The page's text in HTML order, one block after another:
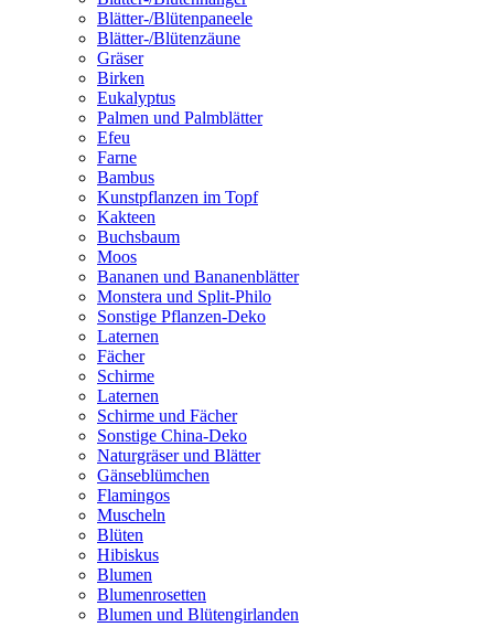
Blätter-/Blütenpaneele
Blätter-/Blütenzäune
Gräser
Birken
Eukalyptus
Palmen und Palmblätter
Efeu
Farne
Bambus
Kunstpflanzen im Topf
Kakteen
Buchsbaum
Moos
Bananen und Bananenblätter
Monstera und Split-Philo
Sonstige Pflanzen-Deko
Laternen
Fächer
Schirme
Laternen
Schirme und Fächer
Sonstige China-Deko
Naturgräser und Blätter
Gänseblümchen
Flamingos
Muscheln
Blüten
Hibiskus
Blumen
Blumenrosetten
Blumen und Blütengirlanden